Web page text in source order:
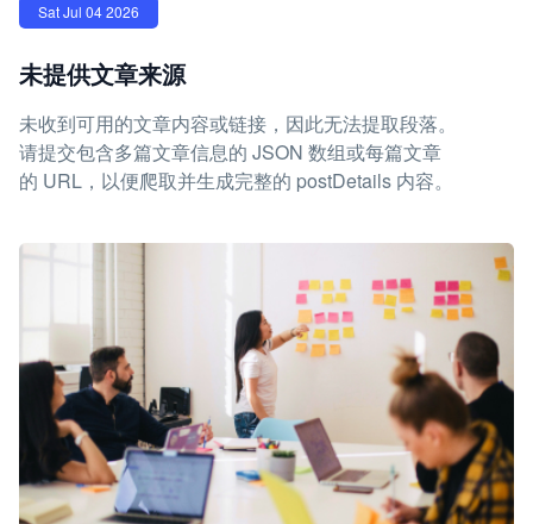
Sat Jul 04 2026
未提供文章来源
未收到可用的文章内容或链接，因此无法提取段落。
请提交包含多篇文章信息的 JSON 数组或每篇文章
的 URL，以便爬取并生成完整的 postDetails 内容。